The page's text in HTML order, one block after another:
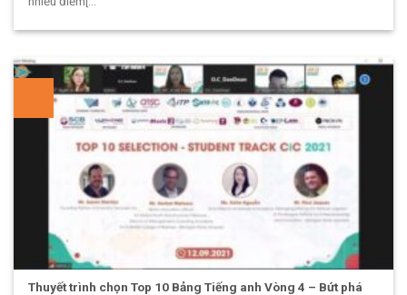
Thuyết trình chọn Top 10 Bảng Tiếng anh Vòng 4 – Bứt phá